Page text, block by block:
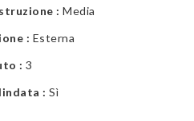
:Media
: Esterna
:3
:Sì